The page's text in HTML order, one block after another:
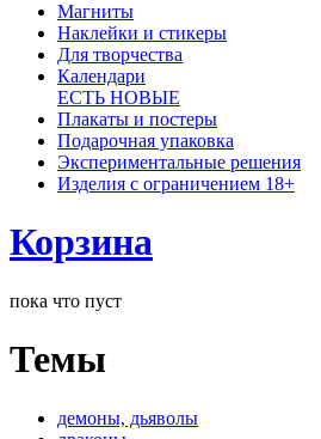
Магниты
Наклейки и стикеры
Для творчества
Календари
ЕСТЬ НОВЫЕ
Плакаты и постеры
Подарочная упаковка
Экспериментальные решения
Изделия с ограничением 18+
Корзина
пока что пуст
Темы
демоны, дьяволы